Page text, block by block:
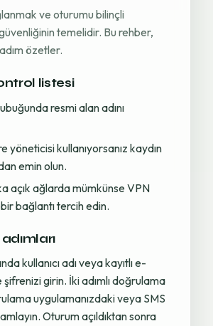
ve oturumu bilinçli
temelidir. Bu rehber,
özetler.
listesi
resmi alan adını
yöneticisi kullanıyorsanız kaydın
emin olun.
açık ağlarda mümkünse VPN
bağlantı tercih edin.
kullanıcı adı veya kayıtlı e-
girin. İki adımlı doğrulama
uygulamanızdaki veya SMS
Oturum açıldıktan sonra